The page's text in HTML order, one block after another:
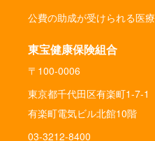
公費の助成が受けられる医療
東宝健康保険組合
〒100-0006
東京都千代田区有楽町1-7-1
有楽町電気ビル北館10階
03-3212-8400